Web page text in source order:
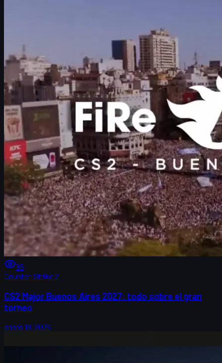
85
Counter-Strike 2
CS2 Major Buenos Aires 2027: todo sobre el gran
torneo
enero 19, 2026